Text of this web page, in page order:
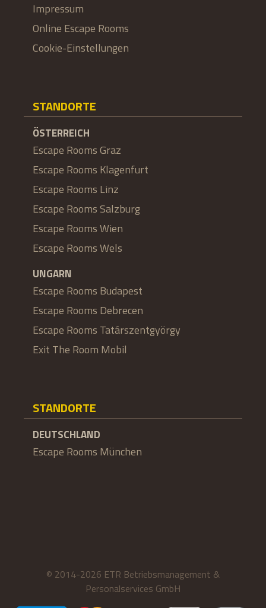
Impressum
Online Escape Rooms
Cookie-Einstellungen
STANDORTE
ÖSTERREICH
Escape Rooms Graz
Escape Rooms Klagenfurt
Escape Rooms Linz
Escape Rooms Salzburg
Escape Rooms Wien
Escape Rooms Wels
UNGARN
Escape Rooms Budapest
Escape Rooms Debrecen
Escape Rooms Tatárszentgyörgy
Exit The Room Mobil
STANDORTE
DEUTSCHLAND
Escape Rooms München
© 2014-2026 ETR Betriebsmanagement &
Personalservices GmbH